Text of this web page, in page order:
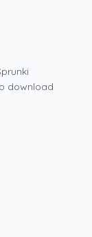
download